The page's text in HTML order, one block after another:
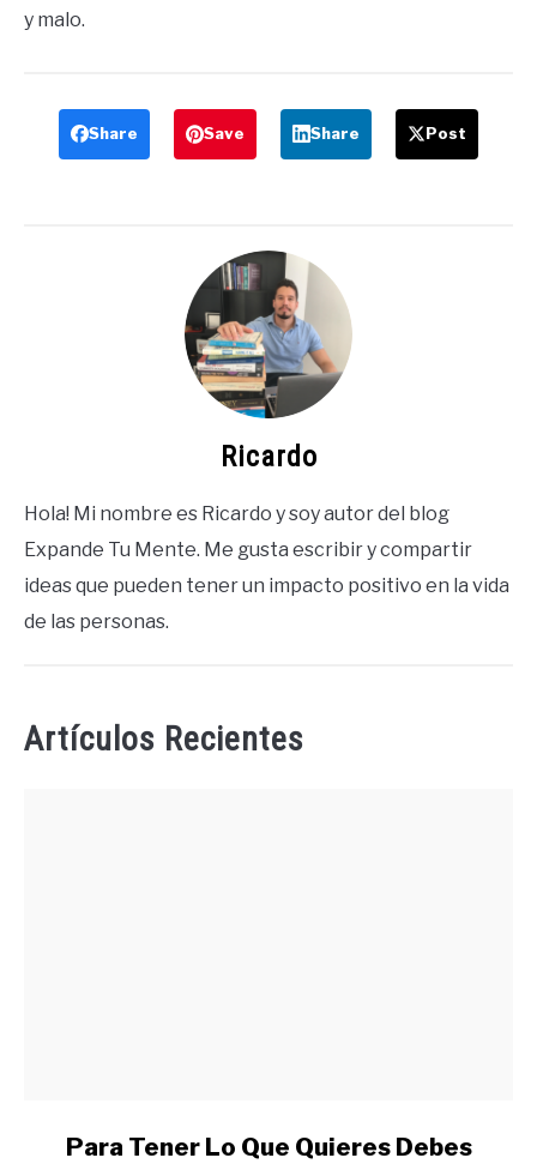
y malo.
Share Save Share Post
Ricardo
Hola! Mi nombre es Ricardo y soy autor del blog
Expande Tu Mente. Me gusta escribir y compartir
ideas que pueden tener un impacto positivo en la vida
de las personas.
Artículos Recientes
Para Tener Lo Que Quieres Debes